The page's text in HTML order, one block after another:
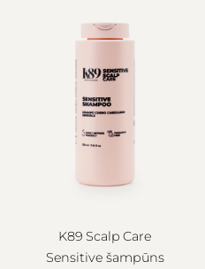
K89 Scalp Care
Sensitive šampūns